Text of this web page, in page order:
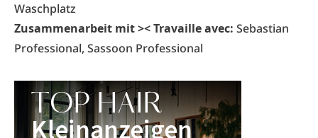
Waschplatz
Zusammenarbeit mit >< Travaille avec: Sebastian
Professional, Sassoon Professional